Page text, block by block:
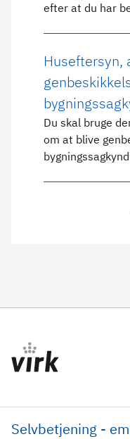
efter at du har
Huseftersyn,
Du skal bruge
om at blive
Selvbetjening -